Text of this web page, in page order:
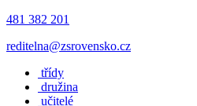
481 382 201
reditelna@zsrovensko.cz
třídy
družina
učitelé